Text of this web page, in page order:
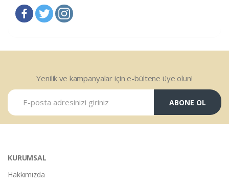
Yenilik ve kampanyalar için e-bültene üye olun!
ABONE OL
KURUMSAL
Hakkımızda